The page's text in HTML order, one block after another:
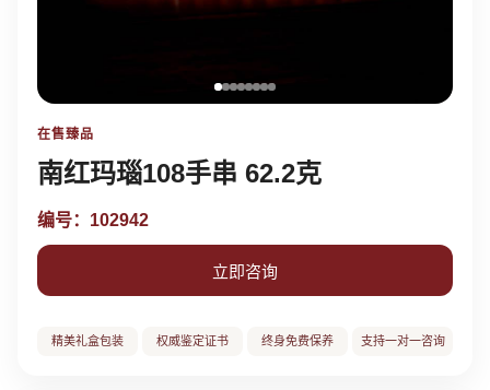
在售臻品
南红玛瑙108手串 62.2克
编号：102942
立即咨询
精美礼盒包装 权威鉴定证书 终身免费保养 支持一对一咨询